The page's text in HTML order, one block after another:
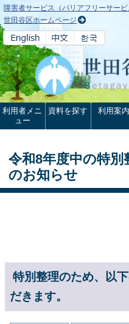
本文へ
障害者サービス（バリアフリーサービ
世田谷区ホームページ
利用者メニ
ュー
資料を探す 利用案内
令和8年度中の特
のお知らせ
特別整理のため、以
だきます。